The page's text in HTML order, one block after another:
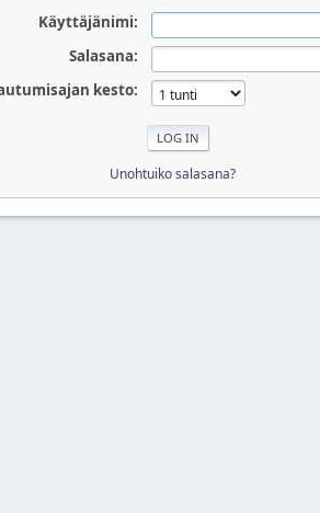
Käyttäjänimi:
Salasana:
kesto:
Unohtuiko salasana?